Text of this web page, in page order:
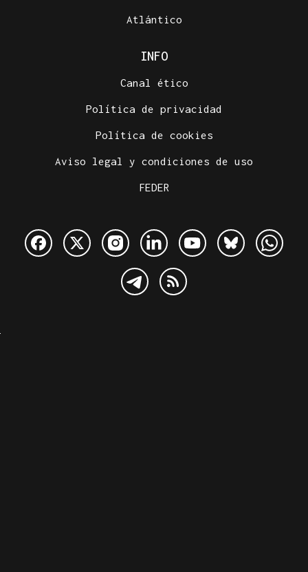
Atlántico
INFO
Canal ético
Política de privacidad
Política de cookies
Aviso legal y condiciones de uso
FEDER